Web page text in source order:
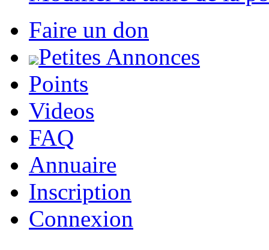
Faire un don
Petites Annonces
Points
Videos
FAQ
Annuaire
Inscription
Connexion